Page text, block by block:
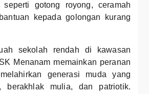
seperti gotong royong, ceramah
kepada golongan kurang
sekolah rendah di kawasan
Menanam memainkan peranan
generasi muda yang
berakhlak mulia, dan patriotik.